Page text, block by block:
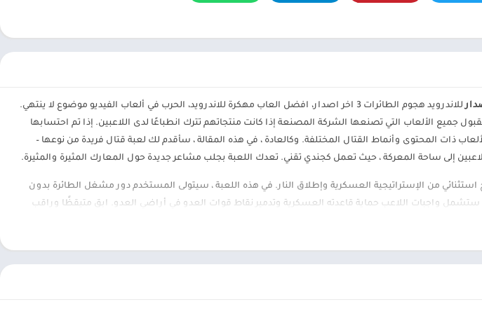
السفر ومعلومات محلية
المكتبات والعروض
التوضيحية
الموسيقى والصوتيات
تخصيص
ترفيه
تسوق
للاندرويد هجوم الطائرات 3 اخر اصدار، افضل العاب مهكرة للاندرويد، الحرب في ألعاب الفيديو موضوع لا ينتهي.
جميع الألعاب التي تصنعها الشركة المصنعة إذا كانت منتجاتهم تترك انطباعًا لدى اللاعبين. إذا تم احتسابها
ذات المحتوى وأنماط القتال المختلفة. وكالعادة ، في هذه المقالة ، سأقدم لك لعبة قتال فريدة من نوعها –
استثنائي من الإستراتيجية العسكرية وإطلاق النار. في هذه اللعبة ، سيتولى المستخدم دور مشغل الطائرة بدون
ستشمل واجبات اللاعب حماية قاعدته العسكرية وتدمير نقاط قوات العدو في أراضي العدو. ابق متيقظًا وراقب
وأنت تهيمن على المقاومة في أفضل لعبة حركة في الثانية. كن قائد القتال النهائي واجعل جيشك فخوراً.
اختبر مهاراتك، وأتقن آليات اللعبة، واحتل مكانك في أعلى قوائم المتصدرين.